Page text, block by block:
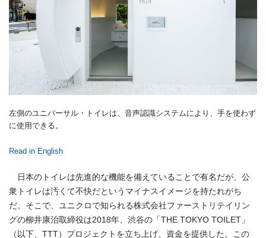
左側のユニバーサル・トイレは、音声認識システムにより、手を使わず
に使用できる。
Read in English
日本のトイレは先進的な機能を備えていることで有名だが、公
衆トイレは汚くて不快だというマイナスイメージを持たれがち
だ。そこで、ユニクロで知られる株式会社ファーストリテイリン
グの柳井康治取締役は2018年、渋谷の「THE TOKYO TOILET」
（以下、TTT）プロジェクトを立ち上げ、資金を提供した。この